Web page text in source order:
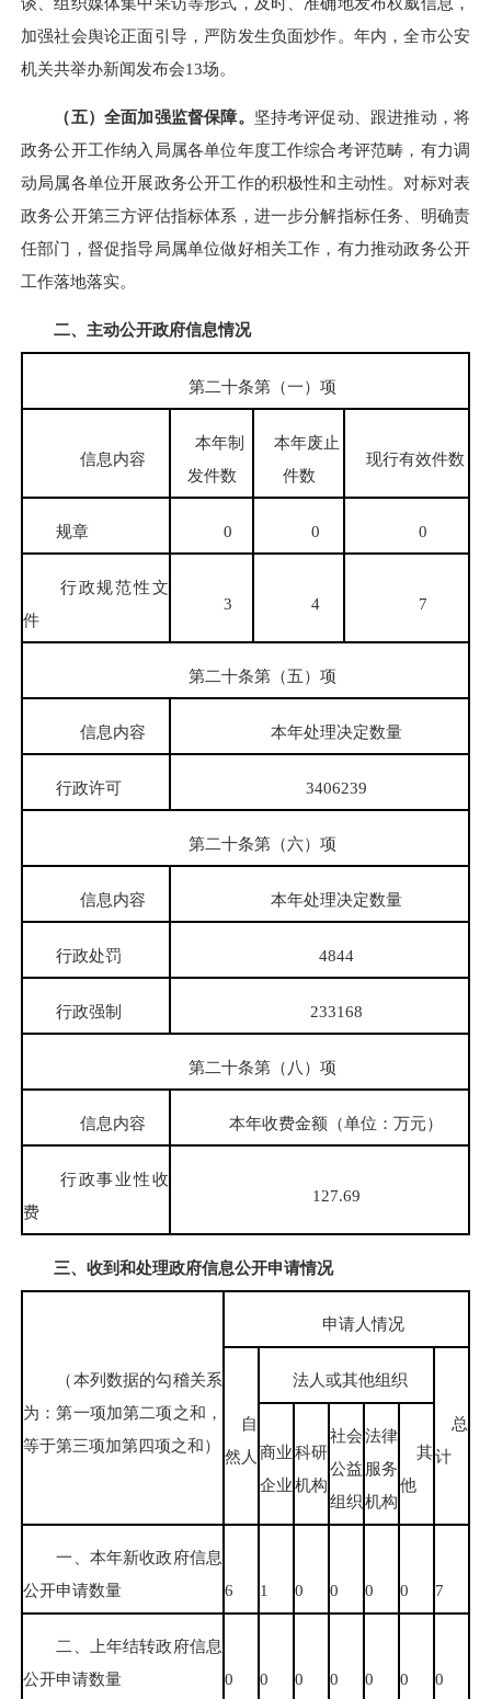
加强社会舆论正面引导，严防发生负面炒作。年内，全市公安
机关共举办新闻发布会13场。
（五）全面加强监督保障。 坚持考评促动、跟进推动，将
政务公开工作纳入局属各单位年度工作综合考评范畴，有力调
动局属各单位开展政务公开工作的积极性和主动性。对标对表
政务公开第三方评估指标体系，进一步分解指标任务、明确责
任部门，督促指导局属单位做好相关工作，有力推动政务公开
工作落地落实。
二、主动公开政府信息情况
第二十条第（一）项
信息内容
本年制
发件数
本年废止
件数
现行有效件数
规章 0 0 0
行政规范性文
件
3 4 7
第二十条第（五）项
信息内容 本年处理决定数量
行政许可 3406239
第二十条第（六）项
信息内容 本年处理决定数量
行政处罚 4844
行政强制 233168
第二十条第（八）项
信息内容 本年收费金额（单位：万元）
行政事业性收
费
127.69
三、收到和处理政府信息公开申请情况
（本列数据的勾稽关系
为：第一项加第二项之和，
等于第三项加第四项之和）
申请人情况
自
然人
法人或其他组织
总
计
商业
企业
科研
机构
社会
公益
组织
法律
服务
机构
其
他
一、本年新收政府信息
公开申请数量
6 1 0 0 0 0 7
二、上年结转政府信息
公开申请数量
0 0 0 0 0 0 0